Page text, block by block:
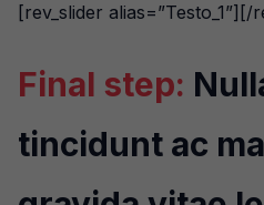
[rev_slider alias=”Testo_1”][/
Final step:
tincidunt ac